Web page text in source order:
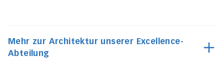
Mehr zur Architektur unserer Excellence-
Abteilung